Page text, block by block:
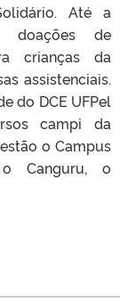
Até a
doações de
crianças da
assistenciais.
do DCE UFPel
campi da
o Campus
Canguru, o